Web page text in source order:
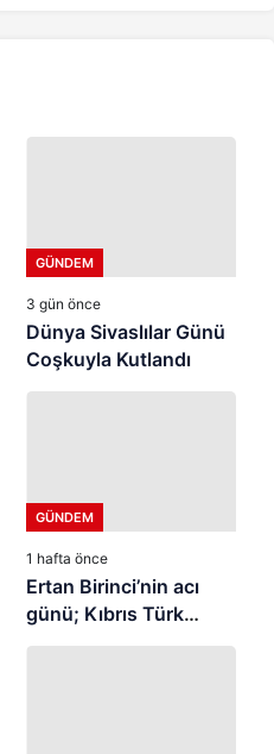
GÜNDEM
3 gün önce
Dünya Sivaslılar Günü
Coşkuyla Kutlandı
GÜNDEM
1 hafta önce
Ertan Birinci’nin acı
günü; Kıbrıs Türk
halkının mücahit ruhlu